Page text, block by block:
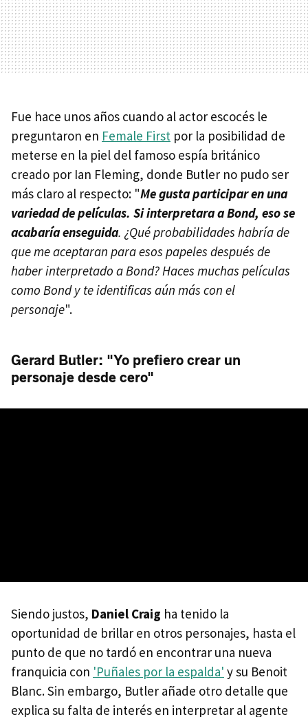
Fue hace unos años cuando al actor escocés le
preguntaron en Female First por la posibilidad de
meterse en la piel del famoso espía británico
creado por Ian Fleming, donde Butler no pudo ser
más claro al respecto: "Me gusta participar en una
variedad de películas. Si interpretara a Bond, eso se
acabaría enseguida. ¿Qué probabilidades habría de
que me aceptaran para esos papeles después de
haber interpretado a Bond? Haces muchas películas
como Bond y te identificas aún más con el
personaje".
Gerard Butler: "Yo prefiero crear un
personaje desde cero"
Siendo justos, Daniel Craig ha tenido la
oportunidad de brillar en otros personajes, hasta el
punto de que no tardó en encontrar una nueva
franquicia con 'Puñales por la espalda' y su Benoit
Blanc. Sin embargo, Butler añade otro detalle que
explica su falta de interés en interpretar al agente